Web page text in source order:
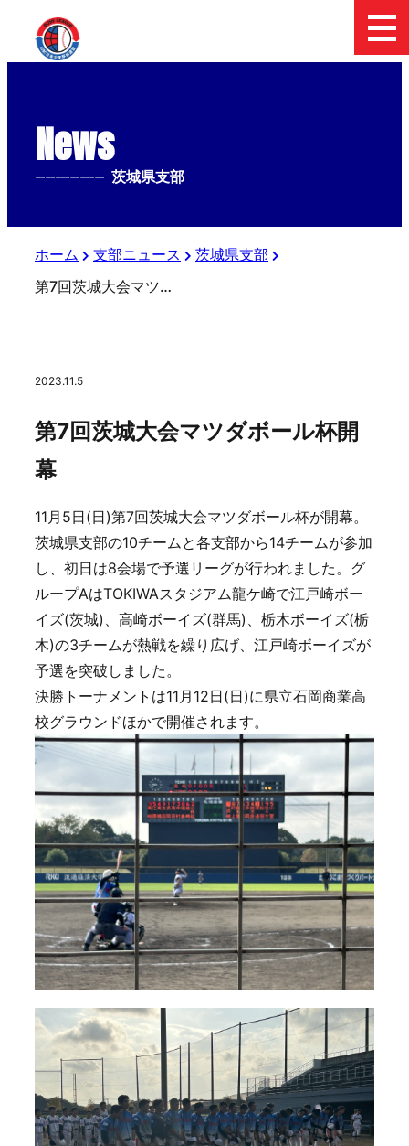
News
-------------- 茨城県支部
ホーム 支部ニュース
茨城県支部
第7回茨城大会マツダボール杯開幕
2023.11.5
第7回茨城大会マツダボール杯開
幕
11月5日(日)第7回茨城大会マツダボール杯が開幕。
茨城県支部の10チームと各支部から14チームが参加
し、初日は8会場で予選リーグが行われました。グ
ループAはTOKIWAスタジアム龍ケ崎で江戸崎ボー
イズ(茨城)、高崎ボーイズ(群馬)、栃木ボーイズ(栃
木)の3チームが熱戦を繰り広げ、江戸崎ボーイズが
予選を突破しました。
決勝トーナメントは11月12日(日)に県立石岡商業高
校グラウンドほかで開催されます。